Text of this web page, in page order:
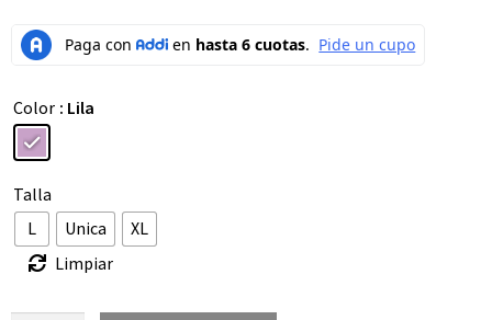
Color : Lila
Talla
L
Unica
XL
Limpiar